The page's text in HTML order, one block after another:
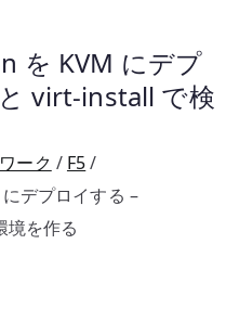
を KVM にデプ
virt-install で検
ーク
F5
デプロイする –
を作る